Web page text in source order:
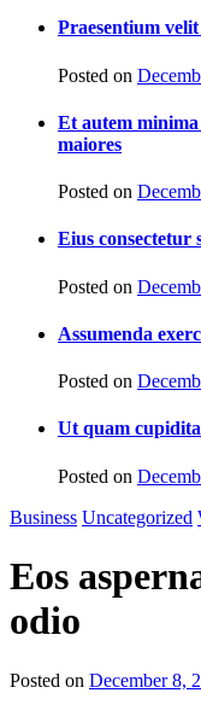
Praesentium
Posted on
Et autem
maiores
Posted on
Eius consectetur
Posted on
Assumenda
Posted on
Ut quam
Posted on
Business Uncategorized
Eos
odio
Posted on December 8,